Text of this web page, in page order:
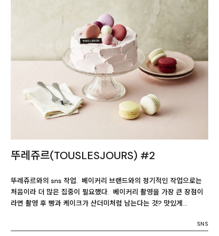
뚜레쥬르(TOUSLESJOURS) #2
뚜레쥬르와의 sns 작업. 베이커리 브랜드와의 정기적인 작업으로는
처음이라 더 많은 집중이 필요했다. 베이커리 촬영을 가장 큰 장점이
라면 촬영 후 빵과 케이크가 산더미처럼 남는다는 것? 맛있게…
SNS